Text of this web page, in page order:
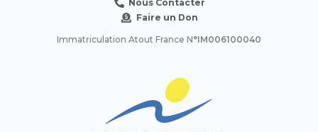
Nous Contacter
Faire un Don
Immatriculation Atout France N°IM006100040